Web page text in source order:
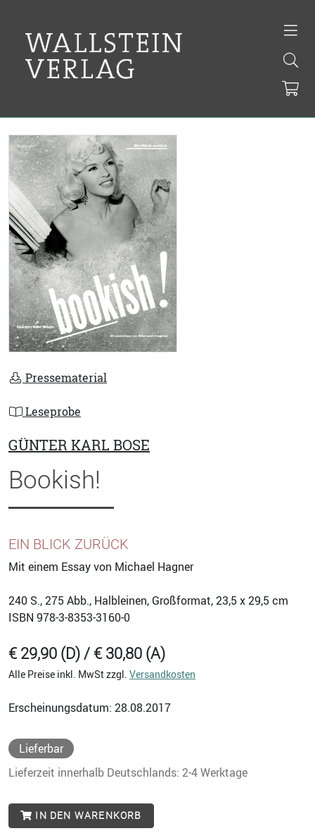
Pressematerial
Leseprobe
GÜNTER KARL BOSE
Bookish!
EIN BLICK ZURÜCK
Mit einem Essay von Michael Hagner
240 S., 275 Abb., Halbleinen, Großformat, 23,5 x 29,5 cm
ISBN 978-3-8353-3160-0
€ 29,90 (D) / € 30,80 (A)
Alle Preise inkl. MwSt zzgl. Versandkosten
Erscheinungsdatum: 28.08.2017
Lieferbar
Lieferzeit innerhalb Deutschlands: 2-4 Werktage
IN DEN WARENKORB